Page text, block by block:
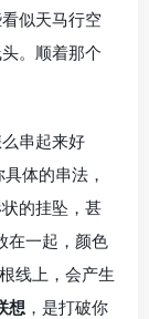
似天马行空
。顺着那个
串起来好
体的串法，
的挂坠，甚
在一起，颜色
线上，会产生
想 ，是打破你